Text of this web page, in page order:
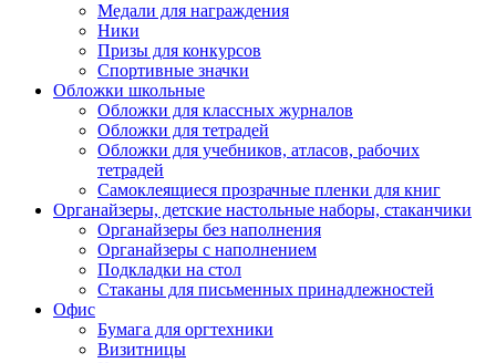
Медали для награждения
Ники
Призы для конкурсов
Спортивные значки
Обложки школьные
Обложки для классных журналов
Обложки для тетрадей
Обложки для учебников, атласов, рабочих
тетрадей
Самоклеящиеся прозрачные пленки для книг
Органайзеры, детские настольные наборы, стаканчики
Органайзеры без наполнения
Органайзеры с наполнением
Подкладки на стол
Стаканы для письменных принадлежностей
Офис
Бумага для оргтехники
Визитницы